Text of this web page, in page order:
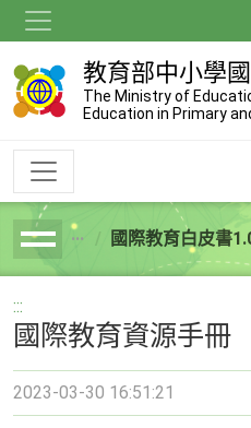
到
主
要
內
教育部中小學
The Ministry of
Education in Primary
breadcrumb國際教育白皮書
:::
國際教育資源手冊
2023-03-30 16:51:21